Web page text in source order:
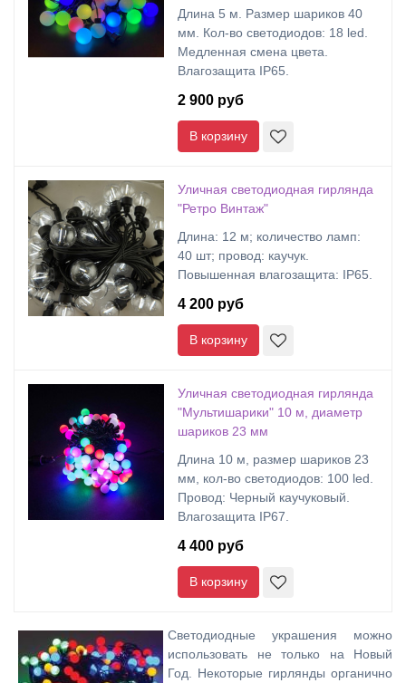
Длина 5 м. Размер шариков 40
мм. Кол-во светодиодов: 18 led.
Медленная смена цвета.
Влагозащита IP65.
2 900 руб
В корзину
Уличная светодиодная гирлянда
"Ретро Винтаж"
Длина: 12 м; количество ламп:
40 шт; провод: каучук.
Повышенная влагозащита: IP65.
4 200 руб
В корзину
Уличная светодиодная гирлянда
"Мультишарики" 10 м, диаметр
шариков 23 мм
Длина 10 м, размер шариков 23
мм, кол-во светодиодов: 100 led.
Провод: Черный каучуковый.
Влагозащита IP67.
4 400 руб
В корзину
Светодиодные украшения можно
использовать не только на Новый
Год. Некоторые гирлянды органично